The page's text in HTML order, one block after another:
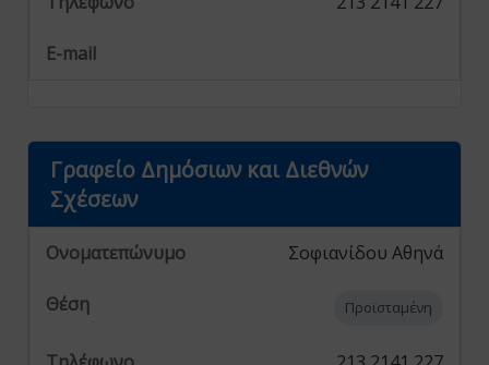
Γραφείο Δημόσιων και Διεθνών
Σχέσεων
Σοφιανίδου Αθηνά
Προϊσταμένη